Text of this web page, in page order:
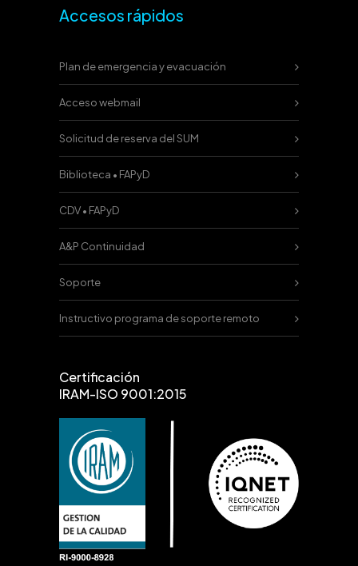
Accesos rápidos
Plan de emergencia y evacuación
Acceso webmail
Solicitud de reserva del SUM
Biblioteca • FAPyD
CDV • FAPyD
A&P Continuidad
Soporte
Instructivo programa de soporte remoto
Certificación
IRAM-ISO 9001:2015